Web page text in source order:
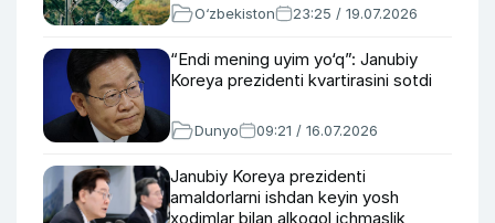
O‘zbekiston 23:25 / 19.07.2026
“Endi mening uyim yo‘q”: Janubiy
Koreya prezidenti kvartirasini sotdi
Dunyo 09:21 / 16.07.2026
Janubiy Koreya prezidenti
amaldorlarni ishdan keyin yosh
xodimlar bilan alkogol ichmaslik